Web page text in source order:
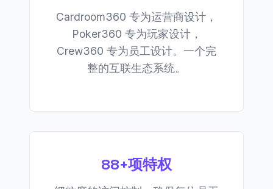
Cardroom360 专为运营商设计，
Poker360 专为玩家设计，
Crew360 专为员工设计。一个完
整的互联生态系统。
88+项特权